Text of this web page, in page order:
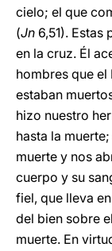
cielo; el que
(Jn 6,51).
en la cruz. Él
hombres que
estaban
hizo nuestro
hasta la
muerte y nos
cuerpo y su
fiel, que lleva
del bien sobre
muerte. En